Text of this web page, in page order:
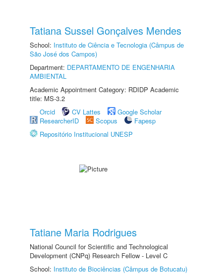
Tatiana Sussel Gonçalves Mendes
School: Instituto de Ciência e Tecnologia (Câmpus de
São José dos Campos)
Department: DEPARTAMENTO DE ENGENHARIA
AMBIENTAL
Academic Appointment Category: RDIDP Academic
title: MS-3.2
Orcid
CV Lattes
Google Scholar
ResearcherID
Scopus
Fapesp
Repositório Institucional UNESP
Tatiane Maria Rodrigues
National Council for Scientific and Technological
Development (CNPq) Research Fellow - Level C
School: Instituto de Biociências (Câmpus de Botucatu)